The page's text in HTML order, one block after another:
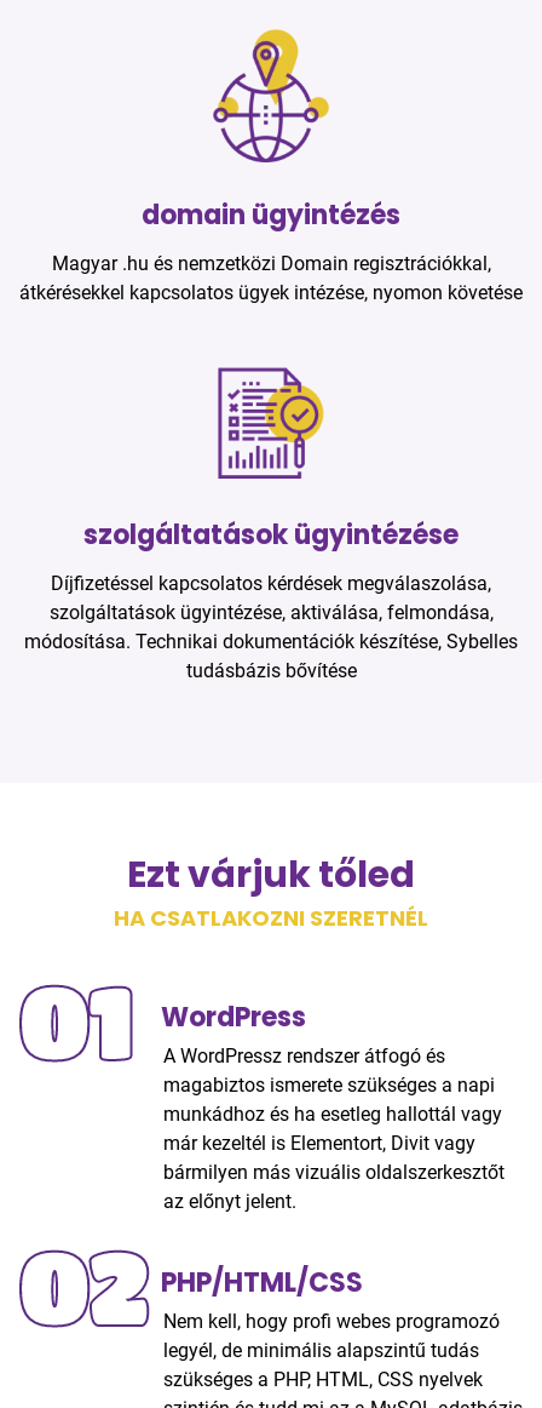
domain ügyintézés
Magyar .hu és nemzetközi Domain regisztrációkkal,
átkérésekkel kapcsolatos ügyek intézése, nyomon követése
szolgáltatások ügyintézése
Díjfizetéssel kapcsolatos kérdések megválaszolása,
szolgáltatások ügyintézése, aktiválása, felmondása,
módosítása. Technikai dokumentációk készítése, Sybelles
tudásbázis bővítése
Ezt várjuk tőled
HA CSATLAKOZNI SZERETNÉL
01 WordPress
A WordPressz rendszer átfogó és
magabiztos ismerete szükséges a napi
munkádhoz és ha esetleg hallottál vagy
már kezeltél is Elementort, Divit vagy
bármilyen más vizuális oldalszerkesztőt
az előnyt jelent.
02 PHP/HTML/CSS
Nem kell, hogy profi webes programozó
legyél, de minimális alapszintű tudás
szükséges a PHP, HTML, CSS nyelvek